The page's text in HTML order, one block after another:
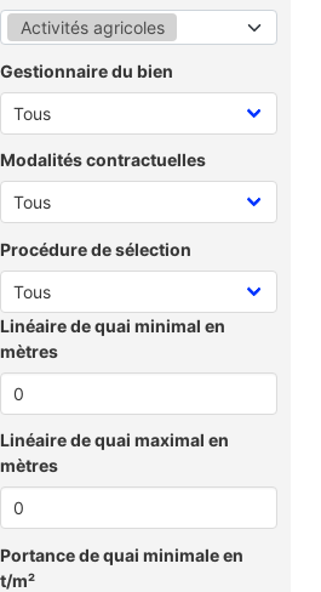
Activités agricoles
Gestionnaire du bien
Modalités contractuelles
Procédure de sélection
Linéaire de quai minimal en
mètres
Linéaire de quai maximal en
mètres
Portance de quai minimale en
t/m²